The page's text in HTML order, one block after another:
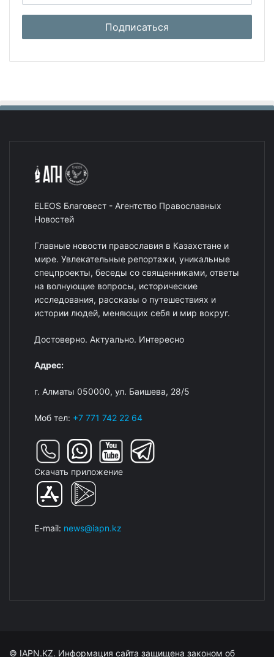
ELEOS Благовест - Агентство Православных
Новостей
Главные новости православия в Казахстане и
мире. Увлекательные репортажи, уникальные
спецпроекты, беседы со священниками, ответы
на волнующие вопросы, исторические
исследования, рассказы о путешествиях и
истории людей, меняющих себя и мир вокруг.
Достоверно. Актуально. Интересно
Адрес:
г. Алматы 050000, ул. Баишева, 28/5
Моб тел: +7 771 742 22 64
Скачать приложение
E-mail: news@iapn.kz
© IAPN.KZ. Информация сайта защищена законом об